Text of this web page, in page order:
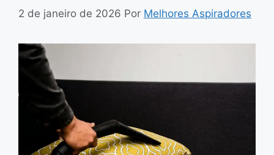
2 de janeiro de 2026 Por Melhores Aspiradores